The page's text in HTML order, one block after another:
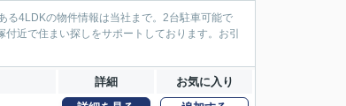
4LDKの物件情報は当社まで。2台駐車可能で
近で住まい探しをサポートしております。お引
詳細 お気に入り